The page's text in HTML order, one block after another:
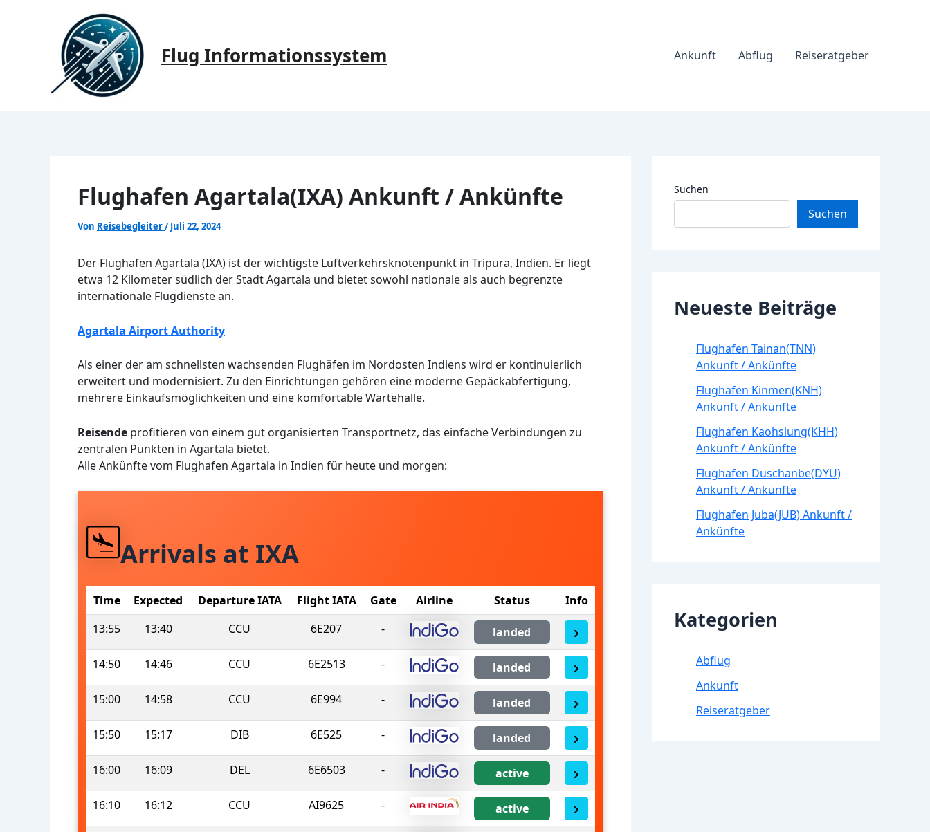
Flug Informationssystem Ankunft Abflug Reiseratgeber
Flughafen Agartala(IXA) Ankunft / Ankünfte
Von Reisebegleiter/Juli 22, 2024
Der Flughafen Agartala (IXA) ist der wichtigste Luftverkehrsknotenpunkt in Tripura, Indien. Er liegt
etwa 12 Kilometer südlich der Stadt Agartala und bietet sowohl nationale als auch begrenzte
internationale Flugdienste an.
Agartala Airport Authority
Als einer der am schnellsten wachsenden Flughäfen im Nordosten Indiens wird er kontinuierlich
erweitert und modernisiert. Zu den Einrichtungen gehören eine moderne Gepäckabfertigung,
mehrere Einkaufsmöglichkeiten und eine komfortable Wartehalle.
Reisende profitieren von einem gut organisierten Transportnetz, das einfache Verbindungen zu
zentralen Punkten in Agartala bietet.
Alle Ankünfte vom Flughafen Agartala in Indien für heute und morgen:
Arrivals at IXA
Time Expected Departure IATA Flight IATA Gate Airline Status
Info
13:55
13:40 CCU 6E207 - landed
14:50 14:46 CCU 6E2513 - landed
15:00 14:58 CCU 6E994 - landed
15:50 15:17 DIB 6E525 - landed
16:00 16:09 DEL 6E6503 - active
16:10 16:12 CCU AI9625 - active
Suchen
Suchen
Neueste Beiträge
Flughafen Tainan(TNN)
Ankunft / Ankünfte
Flughafen Kinmen(KNH)
Ankunft / Ankünfte
Flughafen Kaohsiung(KHH)
Ankunft / Ankünfte
Flughafen Duschanbe(DYU)
Ankunft / Ankünfte
Flughafen Juba(JUB) Ankunft /
Ankünfte
Kategorien
Abflug
Ankunft
Reiseratgeber